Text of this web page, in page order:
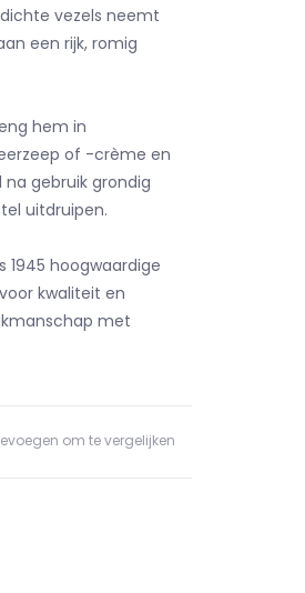
vezels neemt
een rijk, romig
hem in
of -crème en
gebruik grondig
uitdruipen.
1945 hoogwaardige
kwaliteit en
met
om te vergelijken